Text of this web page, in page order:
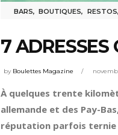
BARS,BOUTIQUES, RESTOS,
7 ADRESSES
by Boulettes Magazine
À quelques trente
allemande et des Pay-
réputation parfois ternie